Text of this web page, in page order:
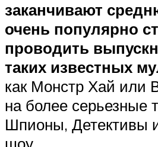
заканчивают
очень популярно
проводить
таких известных
как Монстр Хай или
на более серьезные
Шпионы, Детективы